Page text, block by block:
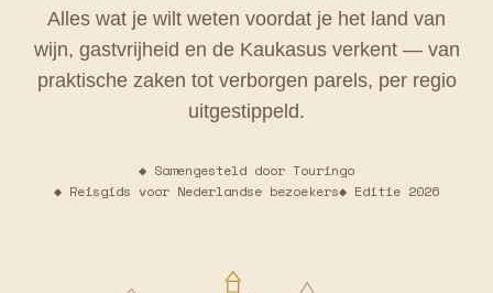
Alles wat je wilt weten voordat je het land van
wijn, gastvrijheid en de Kaukasus verkent — van
praktische zaken tot verborgen parels, per regio
uitgestippeld.
◆ Samengesteld door Touringo
◆ Reisgids voor Nederlandse bezoekers◆ Editie 2026